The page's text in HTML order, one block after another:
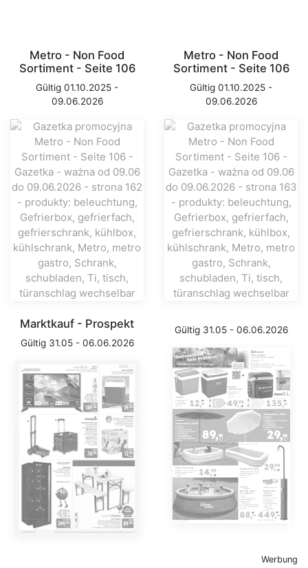
Metro - Non Food
Sortiment - Seite 106
Gültig 01.10.2025 -
09.06.2026
Metro - Non Food
Sortiment - Seite 106
Gültig 01.10.2025 -
09.06.2026
Marktkauf - Prospekt
Gültig 31.05 - 06.06.2026
Gültig 31.05 - 06.06.2026
Werbung